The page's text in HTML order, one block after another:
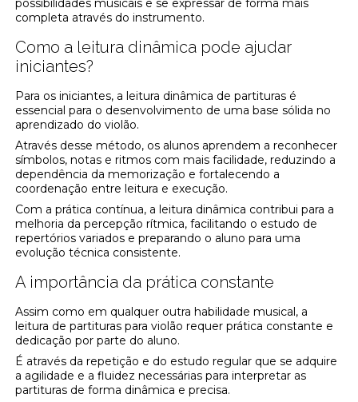
possibilidades musicais e se expressar de forma mais
completa através do instrumento.
Como a leitura dinâmica pode ajudar
iniciantes?
Para os iniciantes, a leitura dinâmica de partituras é
essencial para o desenvolvimento de uma base sólida no
aprendizado do violão.
Através desse método, os alunos aprendem a reconhecer
símbolos, notas e ritmos com mais facilidade, reduzindo a
dependência da memorização e fortalecendo a
coordenação entre leitura e execução.
Com a prática contínua, a leitura dinâmica contribui para a
melhoria da percepção rítmica, facilitando o estudo de
repertórios variados e preparando o aluno para uma
evolução técnica consistente.
A importância da prática constante
Assim como em qualquer outra habilidade musical, a
leitura de partituras para violão requer prática constante e
dedicação por parte do aluno.
É através da repetição e do estudo regular que se adquire
a agilidade e a fluidez necessárias para interpretar as
partituras de forma dinâmica e precisa.